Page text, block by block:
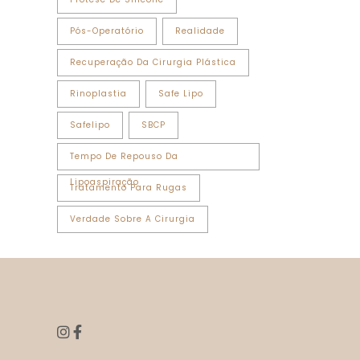
Pós-Operatório Realidade
Recuperação Da Cirurgia Plástica
Rinoplastia Safe Lipo
Safelipo SBCP
Tempo De Repouso Da
Lipoaspiração
Tratamento Para Rugas
Verdade Sobre A Cirurgia